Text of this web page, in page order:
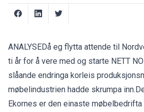
ANALYSEDå eg flytta attende til
ti år for å vere med og starte NETT
slåande endringa korleis
møbelindustrien hadde skrumpa
Ekornes er den einaste